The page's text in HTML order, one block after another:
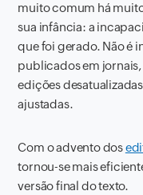
muito comum há
sua infância: a
que foi gerado. Não é
publicados em
edições
ajustadas.
Com o advento dos
tornou-se mais
versão final do texto.